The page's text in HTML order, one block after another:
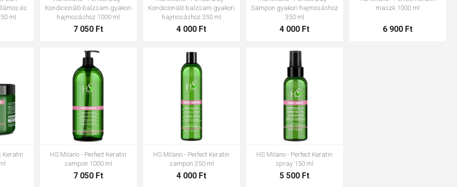
és
ml
Kondicionáló balzsam gyakori
hajmosáshoz 1000 ml
7 050 Ft
Kondicionáló balzsam gyakori
hajmosáshoz 350 ml
4 000 Ft
Sampon gyakori hajmosáshoz
350 ml
4 000 Ft
maszk 1000 ml
6 900 Ft
Keratin
HS Milano - Perfect Keratin
sampon 1000 ml
HS Milano - Perfect Keratin
sampon 350 ml
HS Milano - Perfect Keratin
spray 150 ml